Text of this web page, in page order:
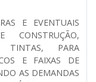
E EVENTUAIS
TINTAS, PARA
E FAIXAS DE
AS DEMANDAS